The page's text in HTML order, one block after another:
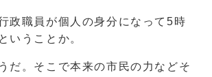
政職員が個人の身分になって5時
いうことか。
だ。そこで本来の市民の力などそ